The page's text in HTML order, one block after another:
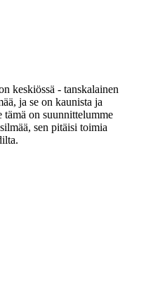
keskiössä - tanskalainen
ja se on kaunista ja
tämä on suunnittelumme
sen pitäisi toimia